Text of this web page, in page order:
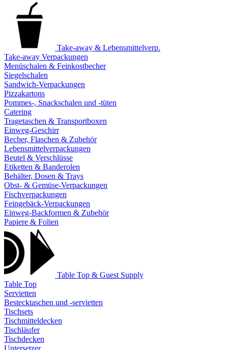
Take-away & Lebensmittelverp.
Take-away Verpackungen
Menüschalen & Feinkostbecher
Siegelschalen
Sandwich-Verpackungen
Pizzakartons
Pommes-, Snackschalen und -tüten
Catering
Tragetaschen & Transportboxen
Einweg-Geschirr
Becher, Flaschen & Zubehör
Lebensmittelverpackungen
Beutel & Verschlüsse
Etiketten & Banderolen
Behälter, Dosen & Trays
Obst- & Gemüse-Verpackungen
Fischverpackungen
Feingebäck-Verpackungen
Einweg-Backformen & Zubehör
Papiere & Folien
Table Top & Guest Supply
Table Top
Servietten
Bestecktaschen und -servietten
Tischsets
Tischmitteldecken
Tischläufer
Tischdecken